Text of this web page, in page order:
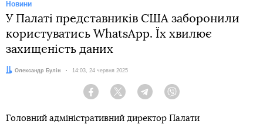
Новини
У Палаті представників США заборонили
користуватись WhatsApp. Їх хвилює
захищеність даних
Автор:
Олександр Булін Дата:
14:03, 24 червня 2025
Facebook Twitter Telegram
Головний адміністративний директор Палати